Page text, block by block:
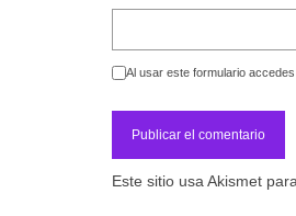
Al usar este formulario
Este sitio usa Akismet